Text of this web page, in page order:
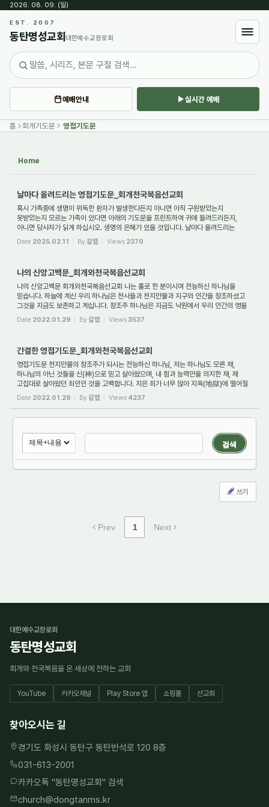
2026. 08. 09. (일) ·
EST. 2007
동탄명성교회 대한예수교장로회
예배안내 실시간 예배
홈 회개기도문 영접기도문
Home
날마다 올려드리는 영접기도문_회개천국복음선교회
혹시 가족중에 생명이 위독한 환자가 발생한다든지 아니면 아직 구원받았는지
못받았는지 모르는 가족이 있다면 아래의 기도문을 프린트하여 귀에 들려드리든지,
아니면 당사자가 읽게 하십시오. 생명의 은혜가 있을 것입니다. 날마다 올려드리는
영접기도문 ...
Date 2025.02.11 By갈렙 Views 2370
나의 신앙고백문_회개와천국복음선교회
나의 신앙고백문 회개와천국복음선교회 나는 홀로 한 분이시며 전능하신 하나님을
믿습니다. 하늘에 계신 우리 하나님은 천사들과 천지만물과 지구와 인간을 창조하셨고
그것을 지금도 보존하고 계십니다. 창조주 하나님은 지금도 낙원에서 우리 인간의 영을
...
Date 2022.01.29 By갈렙 Views3537
간결한 영접기도문_회개와천국복음선교회
영접기도문 천지만물의 창조주가 되시는 전능하신 하나님, 저는 하나님도 모른 채,
하나님의 아닌 것들을 신(神)으로 믿고 살아왔으며, 내 힘과 능력만을 의지한 채, 제
고집대로 살아왔던 죄인인 것을 고백합니다. 지은 죄가 너무 많아 지옥(地獄)에 떨어질
...
Date 2022.01.29 By갈렙 Views 4237
검색
쓰기
Prev 1 Next
대한예수교장로회
동탄명성교회
회개와 천국복음을 온 세상에 전하는 교회
YouTube 카카오채널 Play Store 앱 쇼핑몰 선교회
찾아오시는 길
경기도 화성시 동탄구 동탄반석로 120 8층
031-613-2001
카카오톡 "동탄명성교회" 검색
church@dongtanms.kr
Sketchbook5, 스케치북5
Sketchbook5, 스케치북5